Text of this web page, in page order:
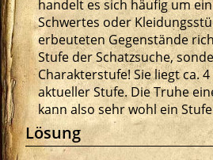
handelt es sich häufig um
Schwertes oder
erbeuteten Gegenstände
Stufe der Schatzsuche,
Charakterstufe! Sie liegt ca.
aktueller Stufe. Die Truhe
kann also sehr wohl ein
Lösung